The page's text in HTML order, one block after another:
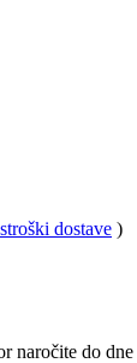
dostave )
naročite do dne